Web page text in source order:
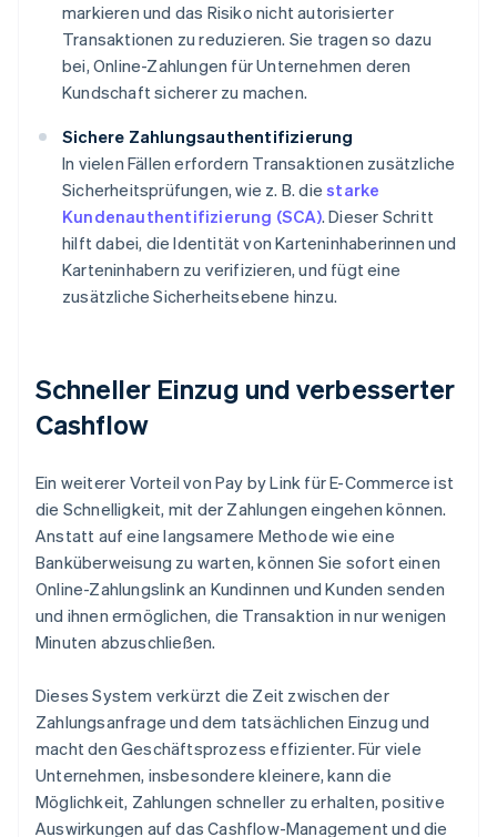
markieren und das Risiko nicht autorisierter
Transaktionen zu reduzieren. Sie tragen so dazu
bei, Online-Zahlungen für Unternehmen deren
Kundschaft sicherer zu machen.
Sichere Zahlungsauthentifizierung
In vielen Fällen erfordern Transaktionen zusätzliche
Sicherheitsprüfungen, wie z. B. diestarke
Kundenauthentifizierung (SCA). Dieser Schritt
hilft dabei, die Identität von Karteninhaberinnen und
Karteninhabern zu verifizieren, und fügt eine
zusätzliche Sicherheitsebene hinzu.
Schneller Einzug und verbesserter
Cashflow
Ein weiterer Vorteil von Pay by Link für E-Commerce ist
die Schnelligkeit, mit der Zahlungen eingehen können.
Anstatt auf eine langsamere Methode wie eine
Banküberweisung zu warten, können Sie sofort einen
Online-Zahlungslink an Kundinnen und Kunden senden
und ihnen ermöglichen, die Transaktion in nur wenigen
Minuten abzuschließen.
Dieses System verkürzt die Zeit zwischen der
Zahlungsanfrage und dem tatsächlichen Einzug und
macht den Geschäftsprozess effizienter. Für viele
Unternehmen, insbesondere kleinere, kann die
Möglichkeit, Zahlungen schneller zu erhalten, positive
Auswirkungen auf das Cashflow-Management und die